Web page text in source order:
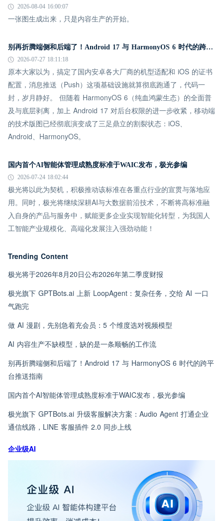
2026-08-04 16:00:07
一张图生成出来，只是内容生产的开始。
别再折腾端侧和后端了！Android 17 与 HarmonyOS 6 时代的跨平台推送指南
2026-07-27 18:11:18
原本大家以为，搞定了国内安卓各大厂商的机型适配和 iOS 的证书
配置，消息推送（Push）这项基础设施就算彻底跑通了，代码一
封，岁月静好。 但随着 HarmonyOS 6（纯血鸿蒙生态）的全面普
及与底层剥离，加上 Android 17 对后台权限的进一步收紧，移动端
的技术版图已经彻底演变成了三足鼎立的割裂状态：iOS、
Android、HarmonyOS。
国内首个AI智能体管理成熟度标准于WAIC发布，极光参编
2026-07-24 18:02:44
极光将以此为契机，积极推动该标准在各重点行业的宣贯与落地应
用。同时，极光将继续深耕AI与大数据前沿技术，不断将高标准融
入自身的产品与服务中，赋能更多企业实现智能化转型，为我国人
工智能产业规模化、高端化发展注入强劲动能！
Trending Content
极光将于2026年8月20日公布2026年第二季度财报
极光旗下 GPTBots.ai 上新 LoopAgent：复杂任务，交给 AI 一口
气跑完
做 AI 漫剧，先别急着充会员：5 个维度选对视频模型
AI 内容生产不缺模型，缺的是一条顺畅的工作流
别再折腾端侧和后端了！Android 17 与 HarmonyOS 6 时代的跨平
台推送指南
国内首个AI智能体管理成熟度标准于WAIC发布，极光参编
极光旗下 GPTBots.ai 升级客服解决方案：Audio Agent 打通企业
通信线路，LINE 客服插件 2.0 同步上线
企业级AI